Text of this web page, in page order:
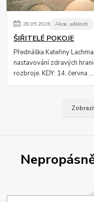
28.05.2026 Akce, události
ŠIŘITELÉ POKOJE
Přednáška Kateřiny
nastavování zdravých
rozbroje. KDY: 14. června